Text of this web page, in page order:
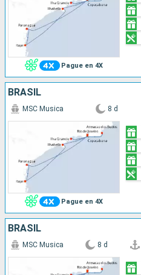
Pague en 4X
BRASIL
Pague en 4X
MSC Musica 8 d
BRASIL
MSC Musica 8 d